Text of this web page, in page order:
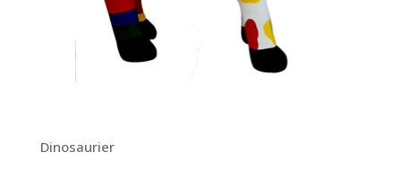
Dinosaurier